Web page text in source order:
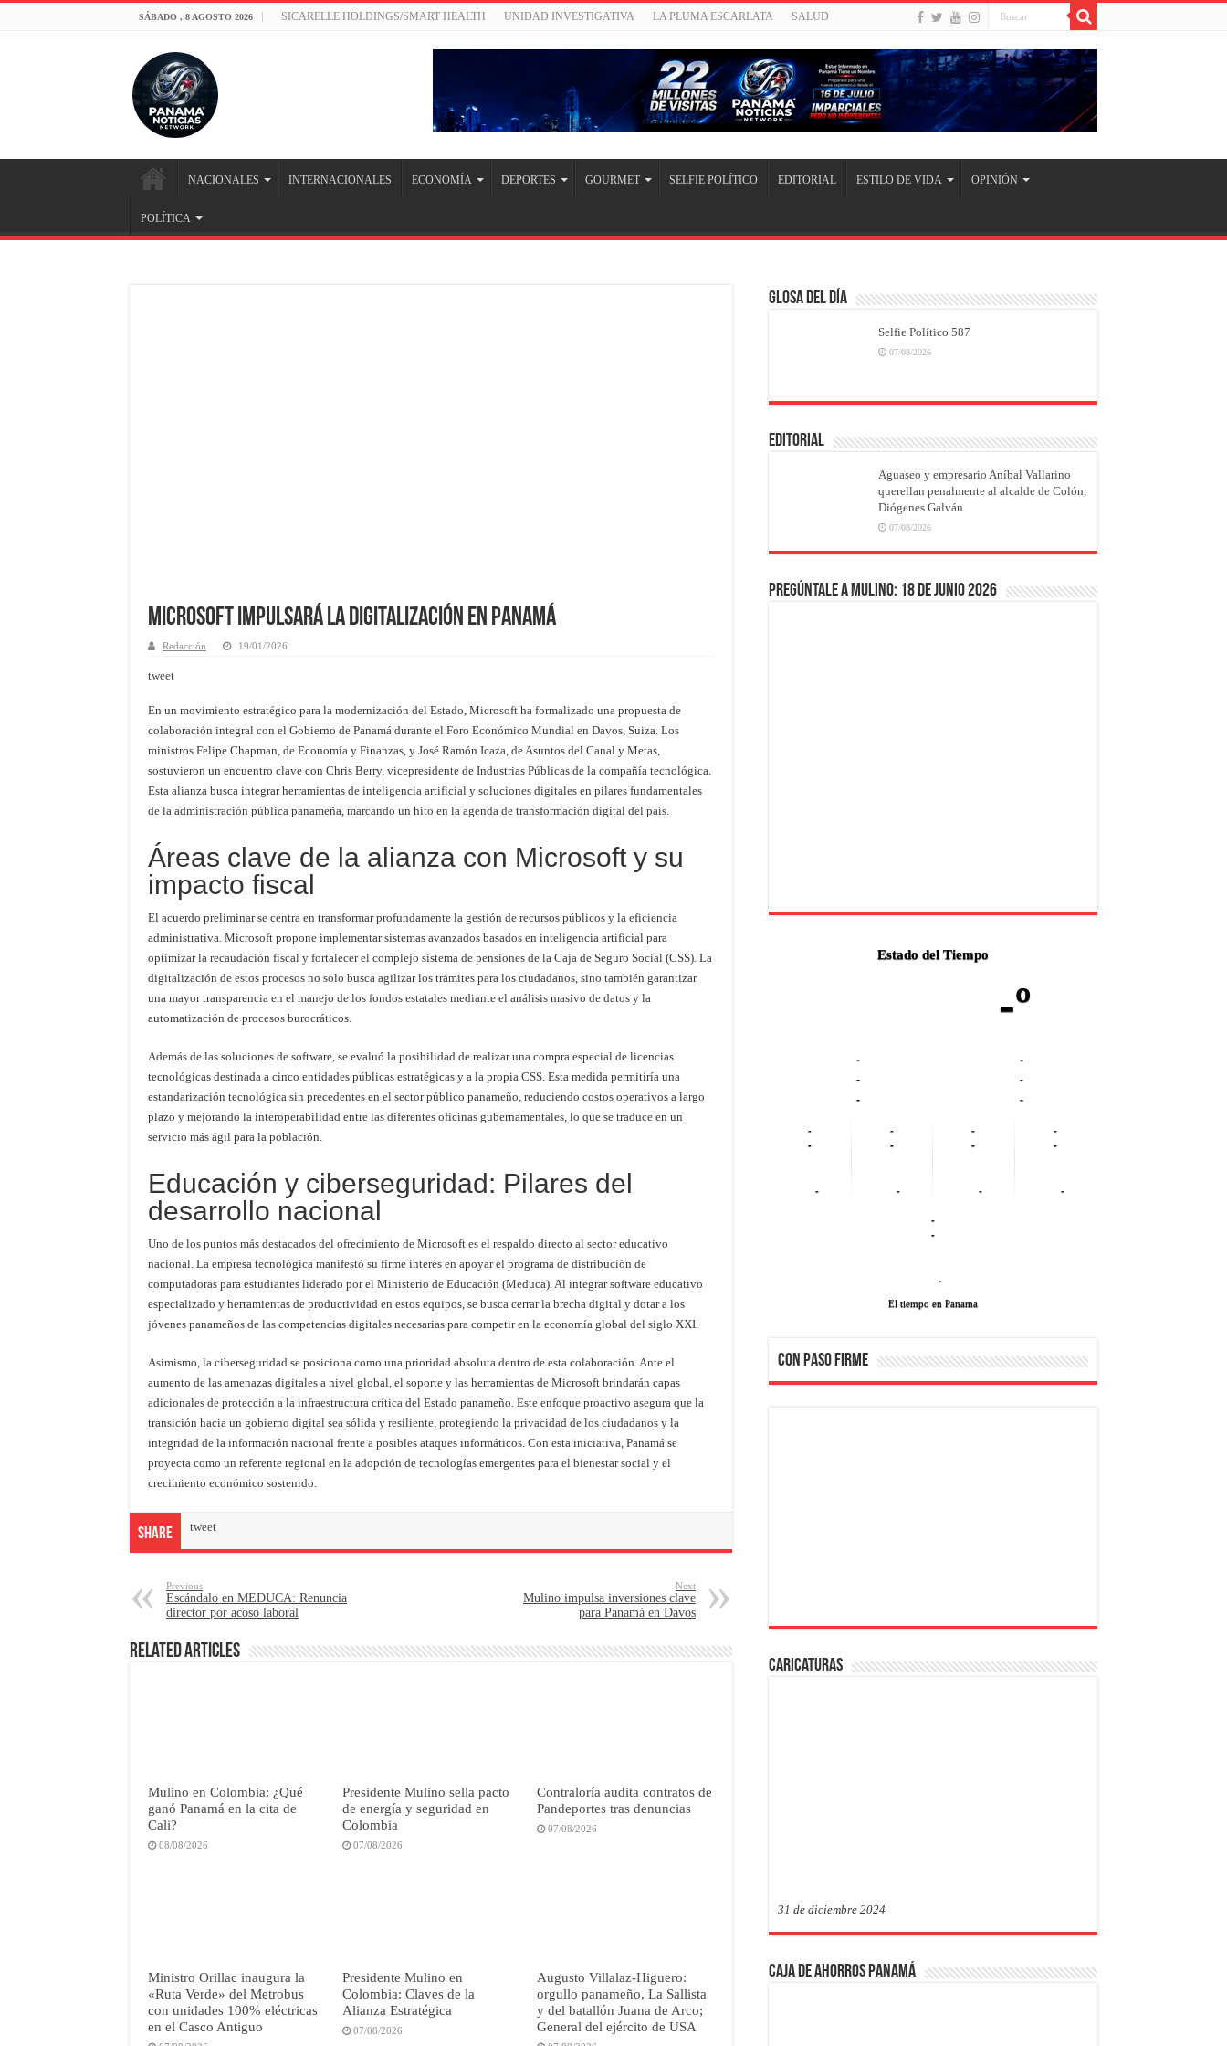
SÁBADO , 8 AGOSTO 2026 SICARELLE HOLDINGS/SMART HEALTH UNIDAD INVESTIGATIVA LA PLUMA ESCARLATA SALUD
NACIONALES INTERNACIONALES ECONOMÍA DEPORTES GOURMET SELFIE POLÍTICO EDITORIAL ESTILO DE VIDA OPINIÓN
POLÍTICA
Microsoft impulsará la digitalización en Panamá
Redacción 19/01/2026
tweet
En un movimiento estratégico para la modernización del Estado, Microsoft ha formalizado una propuesta de
colaboración integral con el Gobierno de Panamá durante el Foro Económico Mundial en Davos, Suiza. Los
ministros Felipe Chapman, de Economía y Finanzas, y José Ramón Icaza, de Asuntos del Canal y Metas,
sostuvieron un encuentro clave con Chris Berry, vicepresidente de Industrias Públicas de la compañía tecnológica.
Esta alianza busca integrar herramientas de inteligencia artificial y soluciones digitales en pilares fundamentales
de la administración pública panameña, marcando un hito en la agenda de transformación digital del país.
Áreas clave de la alianza con Microsoft y su
impacto fiscal
El acuerdo preliminar se centra en transformar profundamente la gestión de recursos públicos y la eficiencia
administrativa. Microsoft propone implementar sistemas avanzados basados en inteligencia artificial para
optimizar la recaudación fiscal y fortalecer el complejo sistema de pensiones de la Caja de Seguro Social (CSS). La
digitalización de estos procesos no solo busca agilizar los trámites para los ciudadanos, sino también garantizar
una mayor transparencia en el manejo de los fondos estatales mediante el análisis masivo de datos y la
automatización de procesos burocráticos.
Además de las soluciones de software, se evaluó la posibilidad de realizar una compra especial de licencias
tecnológicas destinada a cinco entidades públicas estratégicas y a la propia CSS. Esta medida permitiría una
estandarización tecnológica sin precedentes en el sector público panameño, reduciendo costos operativos a largo
plazo y mejorando la interoperabilidad entre las diferentes oficinas gubernamentales, lo que se traduce en un
servicio más ágil para la población.
Educación y ciberseguridad: Pilares del
desarrollo nacional
Uno de los puntos más destacados del ofrecimiento de Microsoft es el respaldo directo al sector educativo
nacional. La empresa tecnológica manifestó su firme interés en apoyar el programa de distribución de
computadoras para estudiantes liderado por el Ministerio de Educación (Meduca). Al integrar software educativo
especializado y herramientas de productividad en estos equipos, se busca cerrar la brecha digital y dotar a los
jóvenes panameños de las competencias digitales necesarias para competir en la economía global del siglo XXI.
Asimismo, la ciberseguridad se posiciona como una prioridad absoluta dentro de esta colaboración. Ante el
aumento de las amenazas digitales a nivel global, el soporte y las herramientas de Microsoft brindarán capas
adicionales de protección a la infraestructura crítica del Estado panameño. Este enfoque proactivo asegura que la
transición hacia un gobierno digital sea sólida y resiliente, protegiendo la privacidad de los ciudadanos y la
integridad de la información nacional frente a posibles ataques informáticos. Con esta iniciativa, Panamá se
proyecta como un referente regional en la adopción de tecnologías emergentes para el bienestar social y el
crecimiento económico sostenido.
Share tweet
Previous
Escándalo en MEDUCA: Renuncia
director por acoso laboral
Next
Mulino impulsa inversiones clave
para Panamá en Davos
Related Articles
Mulino en Colombia: ¿Qué
ganó Panamá en la cita de
Cali?
08/08/2026
Presidente Mulino sella pacto
de energía y seguridad en
Colombia
07/08/2026
Contraloría audita contratos de
Pandeportes tras denuncias
07/08/2026
Ministro Orillac inaugura la
«Ruta Verde» del Metrobus
con unidades 100% eléctricas
en el Casco Antiguo
Presidente Mulino en
Colombia: Claves de la
Alianza Estratégica
07/08/2026
Augusto Villalaz-Higuero:
orgullo panameño, La Sallista
y del batallón Juana de Arco;
General del ejército de USA
Glosa del Día
Selfie Político 587
07/08/2026
EDITORIAL
Aguaseo y empresario Aníbal Vallarino
querellan penalmente al alcalde de Colón,
Diógenes Galván
07/08/2026
Pregúntale a Mulino: 18 de junio 2026
Estado del Tiempo
-º
-
-
-
-
-
-
-
-
-
-
-
-
-
-
-
-
-
-
-
-
-
El tiempo en Panama
CON PASO FIRME
Caricaturas
31 de diciembre 2024
Caja de Ahorros Panamá